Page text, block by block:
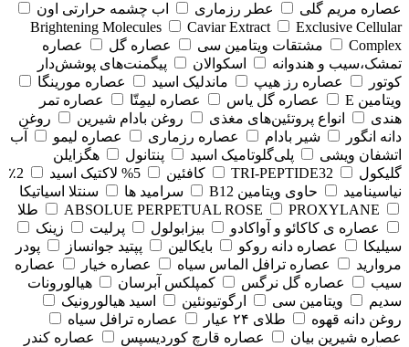
عصاره مریم گلی
عطر رزماری
اب چشمه حرارتی اون
Brightening Molecules
Caviar Extract
Exclusive Cellular
Complex
مشتقات ویتامین سی عصاره گل
عصاره
تمشک،سیب و هندوانه
اسکوالان
پیگمنت‌های پوشش‌دار
کوتور
عصاره رز هیپ ماندلیک اسید
عصاره مورینگا
ویتامین E
عصاره گل یاس عصاره لیمِتّا
عصاره تمر
هندی
انواع پروتئین‌های مغذی روغن بادام شیرین
روغن
دانه انگور
شیر بادام عصاره رزماری عصاره لیمو
آب
اتشفان ویشی
پلی‌گلوتامیک اسید پنتانول
هگزایلن
گلیکول
TRI-PEPTIDE32 کافئین 5% لاکتیک اسید
2٪
نیاسینامید
حاوی ویتامین B12 سرامید ها
سنتلا اسیاتیکا
ABSOLUE PERPETUAL ROSE
PROXYLANE
طلا
عصاره ی کاکائو و آواکادو
بیزابولول پرلیت
زینک
سیلیکا
عصاره دانه روکو بایکالین پپتید جوانساز
پودر
مروارید
عصاره ترافل الماس سیاه عصاره خیار
عصاره
سیب
عصاره گل نرگس کمپلکس آبرسان
هیالورونات
سدیم
ویتامین سی ارگوتیونئین
اسید هیالورونیک
روغن دانه قهوه
طلای ۲۴ عیار
عصاره ترافل سیاه
عصاره شیرین بیان
عصاره قارچ کوردیسپس
عصاره کندر